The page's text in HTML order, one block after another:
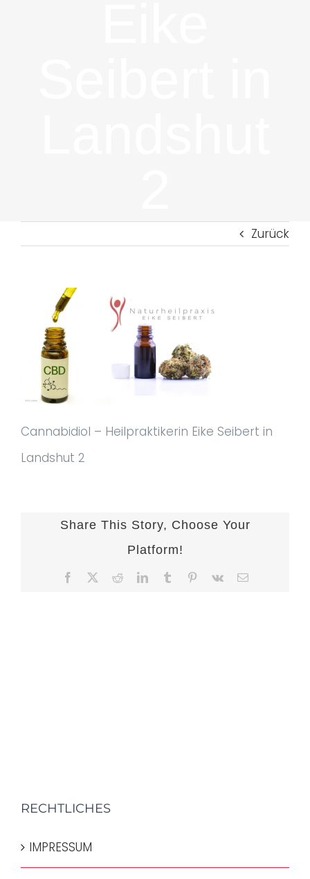
Zurück
Cannabidiol – Heilpraktikerin Eike Seibert in
Landshut 2
Share This Story, Choose Your
Platform!
Facebook RedditLinkedInTumblr Pinterest
Vk
E-
RECHTLICHES
IMPRESSUM